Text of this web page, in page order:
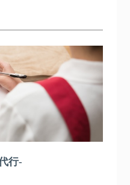
行-